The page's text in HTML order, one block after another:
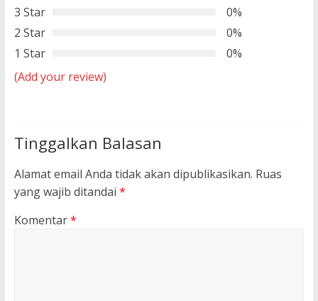
3 Star
0%
2 Star
0%
1 Star
0%
(Add your review)
Tinggalkan Balasan
Alamat email Anda tidak akan dipublikasikan. Ruas
yang wajib ditandai *
Komentar*